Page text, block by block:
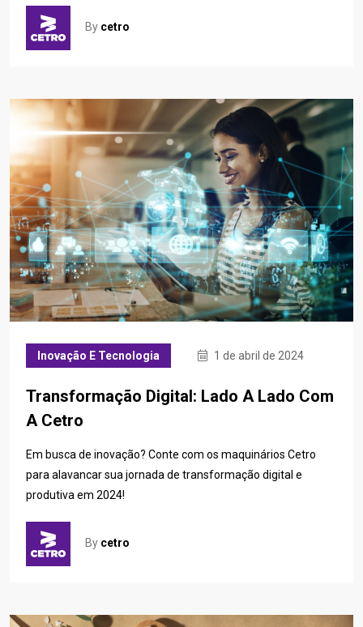
By cetro
Inovação E Tecnologia 1 de abril de 2024
Transformação Digital: Lado A Lado Com
A Cetro
Em busca de inovação? Conte com os maquinários Cetro
para alavancar sua jornada de transformação digital e
produtiva em 2024!
By cetro